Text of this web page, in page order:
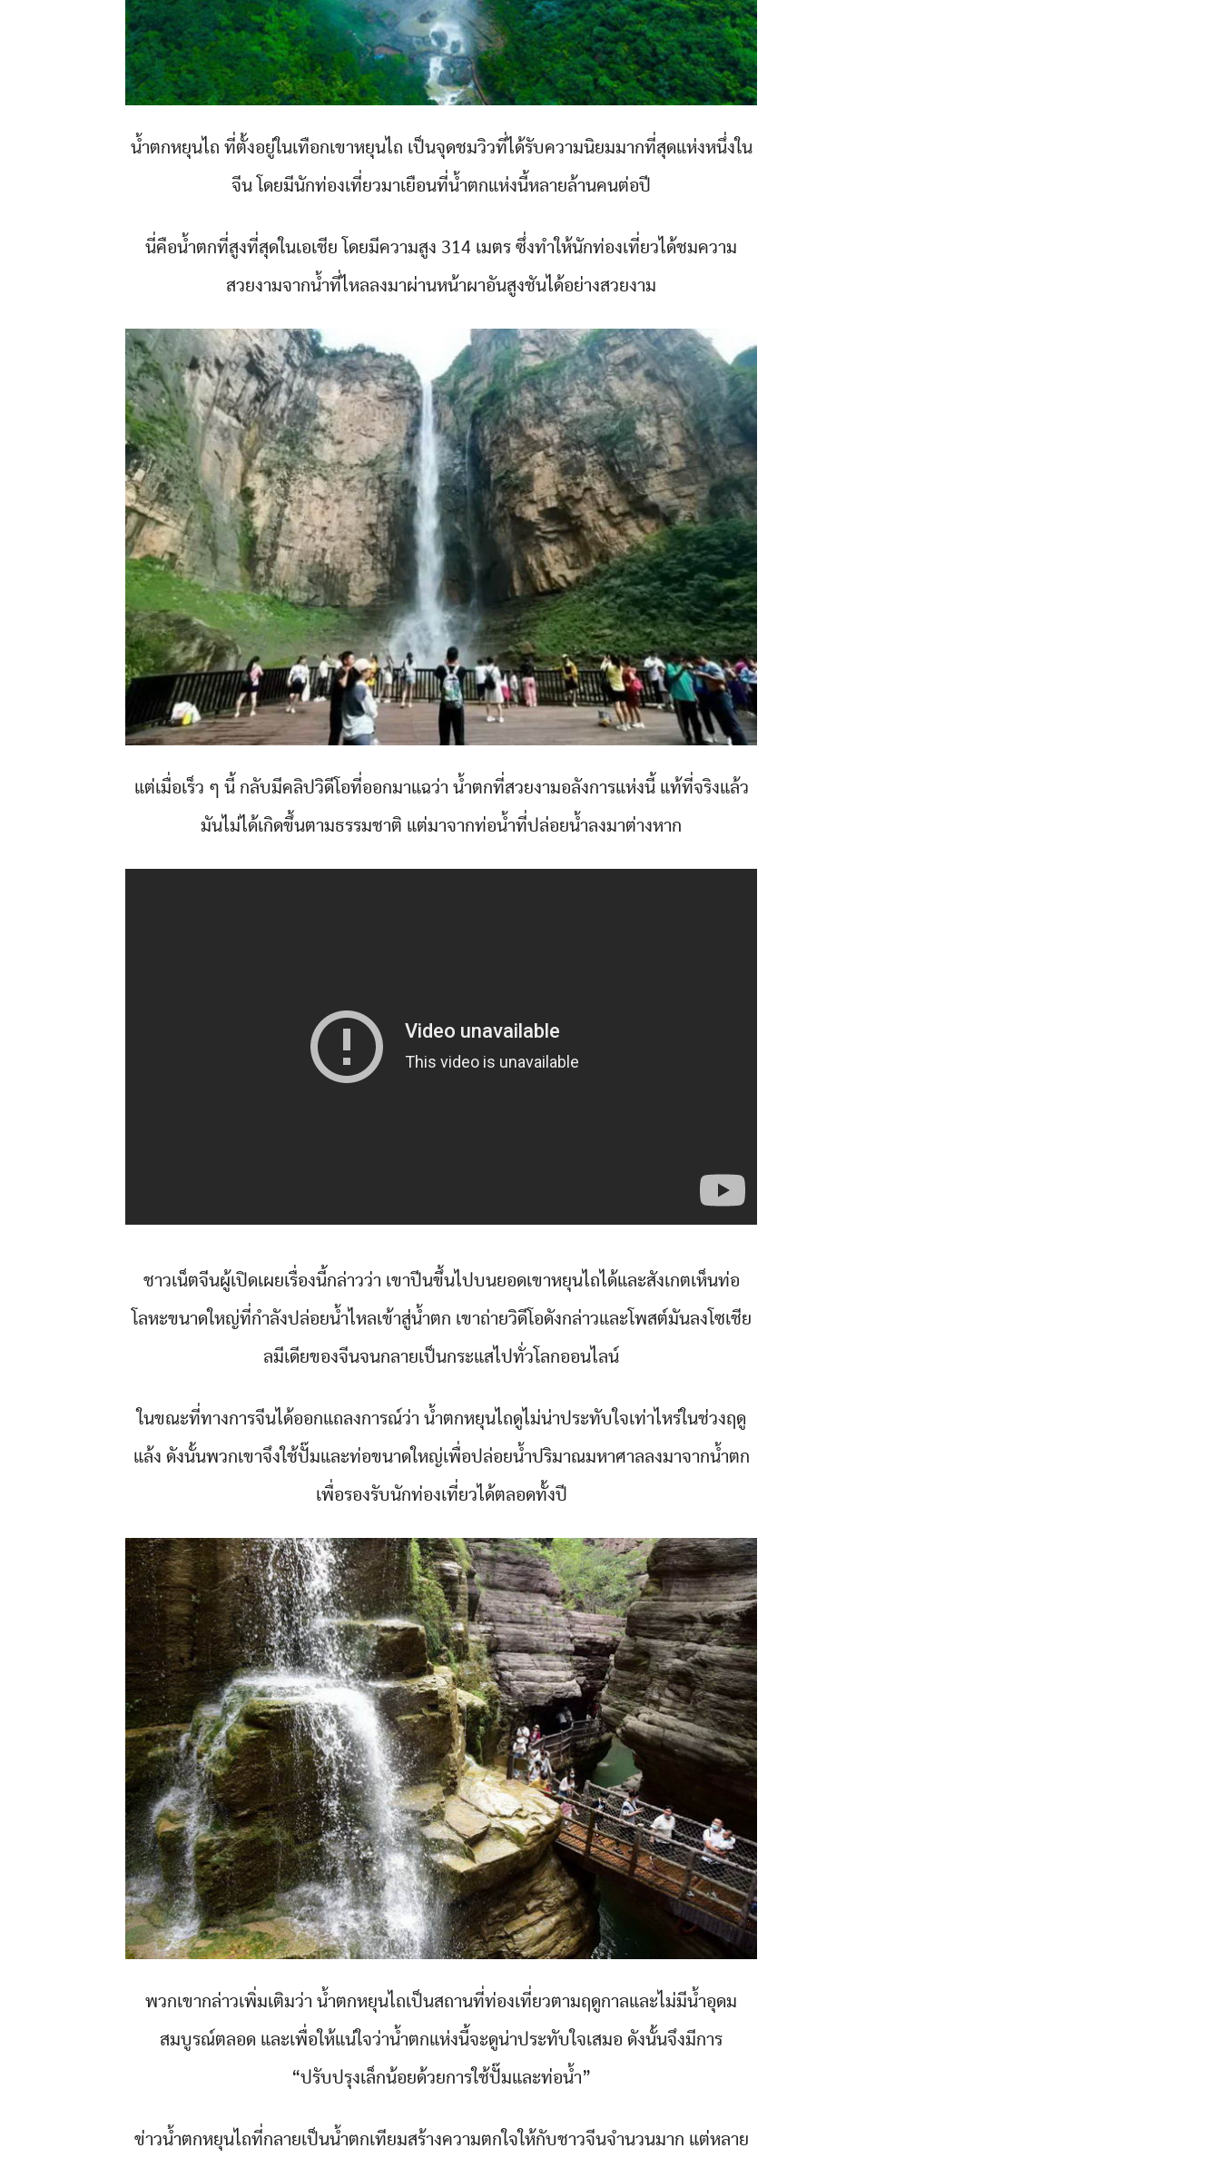
น้ำตกหยุนไถ ที่ตั้งอยู่ในเทือกเขาหยุนไถ เป็นจุดชมวิวที่ได้รับความนิยมมากที่สุดแห่งหนึ่งใน
จีน โดยมีนักท่องเที่ยวมาเยือนที่น้ำตกแห่งนี้หลายล้านคนต่อปี
นี่คือน้ำตกที่สูงที่สุดในเอเชีย โดยมีความสูง 314 เมตร ซึ่งทำให้นักท่องเที่ยวได้ชมความ
สวยงามจากน้ำที่ไหลลงมาผ่านหน้าผาอันสูงชันได้อย่างสวยงาม
แต่เมื่อเร็ว ๆ นี้ กลับมีคลิปวิดีโอที่ออกมาแฉว่า น้ำตกที่สวยงามอลังการแห่งนี้ แท้ที่จริงแล้ว
มันไม่ได้เกิดขึ้นตามธรรมชาติ แต่มาจากท่อน้ำที่ปล่อยน้ำลงมาต่างหาก
ชาวเน็ตจีนผู้เปิดเผยเรื่องนี้กล่าวว่า เขาปีนขึ้นไปบนยอดเขาหยุนไถได้และสังเกตเห็นท่อ
โลหะขนาดใหญ่ที่กำลังปล่อยน้ำไหลเข้าสู่น้ำตก เขาถ่ายวิดีโอดังกล่าวและโพสต์มันลงโซเชีย
ลมีเดียของจีนจนกลายเป็นกระแสไปทั่วโลกออนไลน์
ในขณะที่ทางการจีนได้ออกแถลงการณ์ว่า น้ำตกหยุนไถดูไม่น่าประทับใจเท่าไหร่ในช่วงฤดู
แล้ง ดังนั้นพวกเขาจึงใช้ปั๊มและท่อขนาดใหญ่เพื่อปล่อยน้ำปริมาณมหาศาลลงมาจากน้ำตก
เพื่อรองรับนักท่องเที่ยวได้ตลอดทั้งปี
พวกเขากล่าวเพิ่มเติมว่า น้ำตกหยุนไถเป็นสถานที่ท่องเที่ยวตามฤดูกาลและไม่มีน้ำอุดม
สมบูรณ์ตลอด และเพื่อให้แน่ใจว่าน้ำตกแห่งนี้จะดูน่าประทับใจเสมอ ดังนั้นจึงมีการ
“ปรับปรุงเล็กน้อยด้วยการใช้ปั๊มและท่อน้ำ”
ข่าวน้ำตกหยุนไถที่กลายเป็นน้ำตกเทียมสร้างความตกใจให้กับชาวจีนจำนวนมาก แต่หลาย